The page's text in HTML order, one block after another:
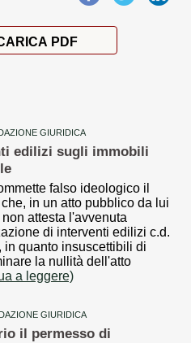
PDF
GIURIDICA
edilizi sugli immobili
falso ideologico il
in un atto pubblico da lui
non attesta l'avvenuta
di interventi edilizi c.d.
in quanto insuscettibili di
la nullità dell'atto
a leggere)
GIURIDICA
il permesso di